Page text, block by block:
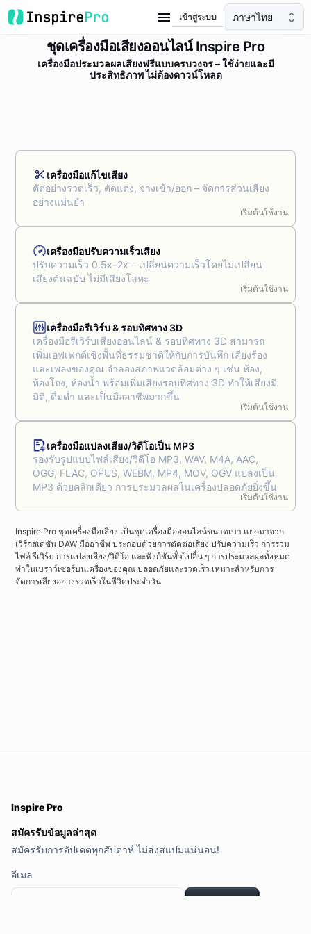
InspirePro เข้าสู่ระบบ ภาษาไทย
ชุดเครื่องมือเสียงออนไลน์ Inspire Pro
เครื่องมือประมวลผลเสียงฟรีแบบครบวงจร – ใช้ง่ายและมี
ประสิทธิภาพ ไม่ต้องดาวน์โหลด
เครื่องมือแก้ไขเสียง
ตัดอย่างรวดเร็ว, ตัดแต่ง, จางเข้า/ออก – จัดการส่วนเสียง
อย่างแม่นยำ
เริ่มต้นใช้งาน
เครื่องมือปรับความเร็วเสียง
ปรับความเร็ว 0.5x–2x – เปลี่ยนความเร็วโดยไม่เปลี่ยน
เสียงต้นฉบับ ไม่มีเสียงโลหะ
เริ่มต้นใช้งาน
เครื่องมือรีเวิร์บ & รอบทิศทาง 3D
เครื่องมือรีเวิร์บเสียงออนไลน์ & รอบทิศทาง 3D สามารถ
เพิ่มเอฟเฟกต์เชิงพื้นที่ธรรมชาติให้กับการบันทึก เสียงร้อง
และเพลงของคุณ จำลองสภาพแวดล้อมต่าง ๆ เช่น ห้อง,
ห้องโถง, ห้องน้ำ พร้อมเพิ่มเสียงรอบทิศทาง 3D ทำให้เสียงมี
มิติ, ดื่มด่ำ และเป็นมืออาชีพมากขึ้น
เริ่มต้นใช้งาน
เครื่องมือแปลงเสียง/วิดีโอเป็น MP3
รองรับรูปแบบไฟล์เสียง/วิดีโอ MP3, WAV, M4A, AAC,
OGG, FLAC, OPUS, WEBM, MP4, MOV, OGV แปลงเป็น
MP3 ด้วยคลิกเดียว การประมวลผลในเครื่องปลอดภัยยิ่งขึ้น
เริ่มต้นใช้งาน
Inspire Pro ชุดเครื่องมือเสียง เป็นชุดเครื่องมือออนไลน์ขนาดเบา แยกมาจาก
เวิร์กสเตชัน DAW มืออาชีพ ประกอบด้วยการตัดต่อเสียง ปรับความเร็ว การรวม
ไฟล์ รีเวิร์บ การแปลงเสียง/วิดีโอ และฟังก์ชันทั่วไปอื่น ๆ การประมวลผลทั้งหมด
ทำในเบราว์เซอร์บนเครื่องของคุณ ปลอดภัยและรวดเร็ว เหมาะสำหรับการ
จัดการเสียงอย่างรวดเร็วในชีวิตประจำวัน
Inspire Pro
สมัครรับข้อมูลล่าสุด
สมัครรับการอัปเดตทุกสัปดาห์ ไม่ส่งสแปมแน่นอน!
อีเมล